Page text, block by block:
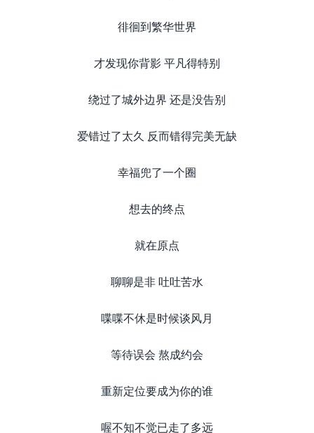
徘徊到繁华世界
才发现你背影 平凡得特别
绕过了城外边界 还是没告别
爱错过了太久 反而错得完美无缺
幸福兜了一个圈
想去的终点
就在原点
聊聊是非 吐吐苦水
喋喋不休是时候谈风月
等待误会 熬成约会
重新定位要成为你的谁
喔不知不觉已走了多远